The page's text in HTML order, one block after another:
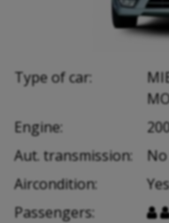
Type of car:
Engine:
Aut. transmission:
No
Aircondition:
Yes
Passengers:
 